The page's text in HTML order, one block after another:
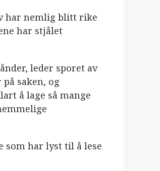
har nemlig blitt rike
har stjålet
leder sporet av
saken, og
å lage så mange
som har lyst til å lese